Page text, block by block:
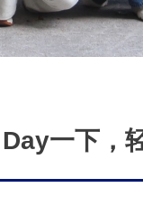
一下，